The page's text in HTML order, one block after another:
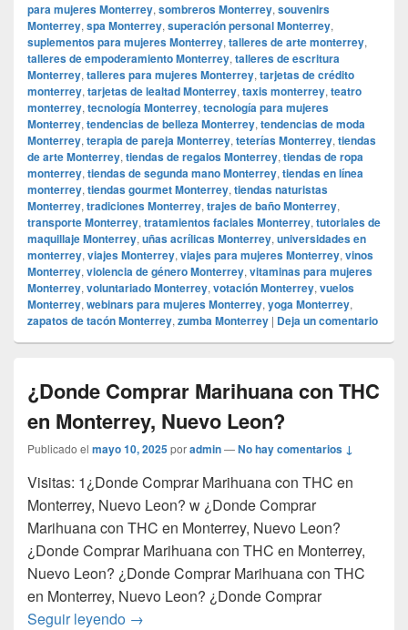
para mujeres Monterrey, sombreros Monterrey, souvenirs
Monterrey, spa Monterrey, superación personal Monterrey,
suplementos para mujeres Monterrey, talleres de arte monterrey,
talleres de empoderamiento Monterrey, talleres de escritura
Monterrey, talleres para mujeres Monterrey, tarjetas de crédito
monterrey, tarjetas de lealtad Monterrey, taxis monterrey, teatro
monterrey, tecnología Monterrey, tecnología para mujeres
Monterrey, tendencias de belleza Monterrey, tendencias de moda
Monterrey, terapia de pareja Monterrey, teterías Monterrey, tiendas
de arte Monterrey, tiendas de regalos Monterrey, tiendas de ropa
monterrey, tiendas de segunda mano Monterrey, tiendas en línea
monterrey, tiendas gourmet Monterrey, tiendas naturistas
Monterrey, tradiciones Monterrey, trajes de baño Monterrey,
transporte Monterrey, tratamientos faciales Monterrey, tutoriales de
maquillaje Monterrey, uñas acrílicas Monterrey, universidades en
monterrey, viajes Monterrey, viajes para mujeres Monterrey, vinos
Monterrey, violencia de género Monterrey, vitaminas para mujeres
Monterrey, voluntariado Monterrey, votación Monterrey, vuelos
Monterrey, webinars para mujeres Monterrey, yoga Monterrey,
zapatos de tacón Monterrey, zumba Monterrey | Deja un comentario
¿Donde Comprar Marihuana con THC
en Monterrey, Nuevo Leon?
Publicado el mayo 10, 2025poradmin—No hay comentarios ↓
Visitas: 1¿Donde Comprar Marihuana con THC en
Monterrey, Nuevo Leon? w ¿Donde Comprar
Marihuana con THC en Monterrey, Nuevo Leon?
¿Donde Comprar Marihuana con THC en Monterrey,
Nuevo Leon? ¿Donde Comprar Marihuana con THC
en Monterrey, Nuevo Leon? ¿Donde Comprar
Seguir leyendo ¿Donde Comprar Marihuana con THC en
→